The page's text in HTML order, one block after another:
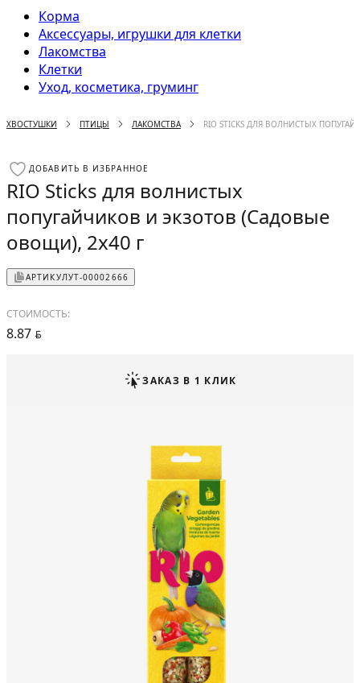
Корма
Аксессуары, игрушки для клетки
Лакомства
Клетки
Уход, косметика, груминг
ХВОСТУШКИ ПТИЦЫ ЛАКОМСТВА RIO STICKS ДЛЯ ВОЛНИСТЫХ
ДОБАВИТЬ В ИЗБРАННОЕ
RIO Sticks для волнистых
попугайчиков и экзотов (Садовые
овощи), 2х40 г
АРТИКУЛУТ-00002666
СТОИМОСТЬ:
8.87 BYN
ЗАКАЗ В 1 КЛИК